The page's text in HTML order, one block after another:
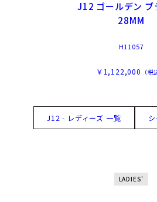
J12 ゴールデン ブ
28MM
H11057
￥1,122,000 （税
J12 - レディーズ 一覧
LADIES'